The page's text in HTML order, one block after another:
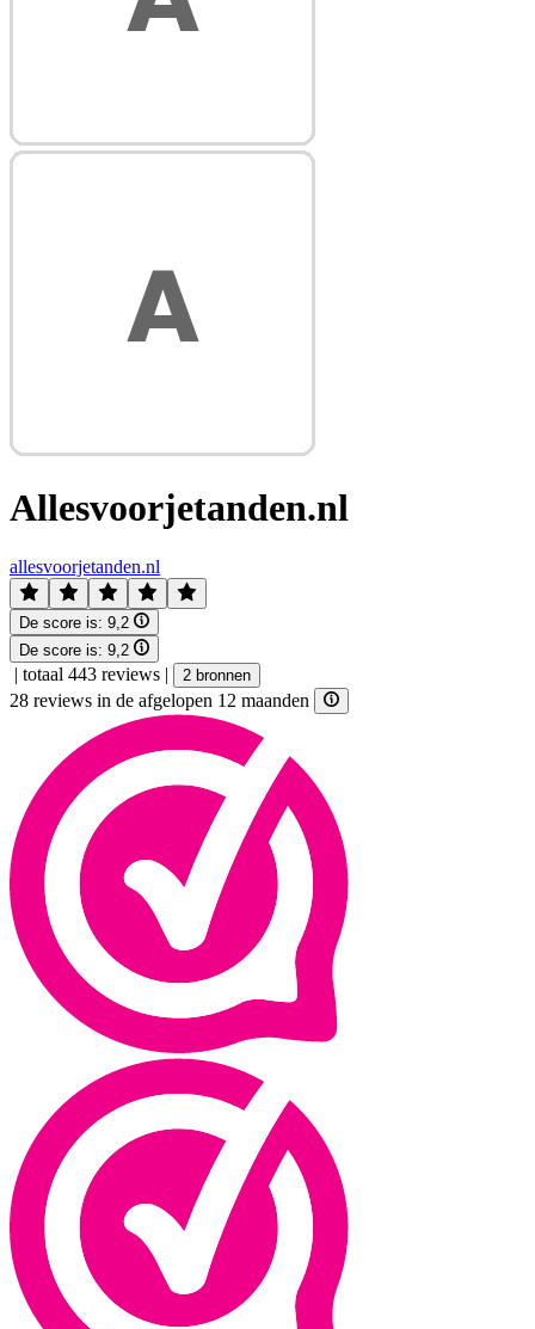
Allesvoorjetanden.nl
allesvoorjetanden.nl
De score is: 9,2
De score is: 9,2
| totaal 443 reviews | 2 bronnen
28 reviews in de afgelopen 12 maanden